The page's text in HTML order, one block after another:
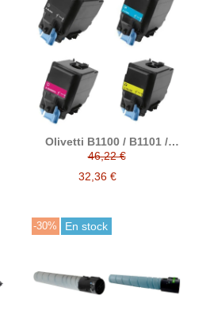
Olivetti B1100 / B1101 /
B1102 / B1103 tóner
compatible
46,22 €
32,36 €
-30% En stock